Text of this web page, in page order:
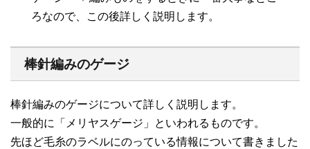
ろなので、この後詳しく説明します。
棒針編みのゲージ
棒針編みのゲージについて詳しく説明します。
一般的に「メリヤスゲージ」といわれるものです。
先ほど毛糸のラベルにのっている情報について書きました